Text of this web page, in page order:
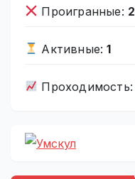
Проигранные: 2
Активные:1
Проходимость: